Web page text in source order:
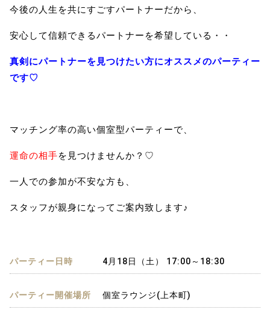
今後の人生を共にすごすパートナーだから、
安心して信頼できるパートナーを希望している・・
真剣にパートナーを見つけたい方にオススメのパーティー
です♡
マッチング率の高い個室型パーティーで、
運命の相手を見つけませんか？♡
一人での参加が不安な方も、
スタッフが親身になってご案内致します♪
パーティー日時 4月18日（土） 17:00～18:30
パーティー開催場所 個室ラウンジ(上本町)